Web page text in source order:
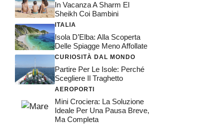
In Vacanza A Sharm El
Sheikh Coi Bambini
ITALIA
Isola D’Elba: Alla Scoperta
Delle Spiagge Meno Affollate
CURIOSITÀ DAL MONDO
Partire Per Le Isole: Perché
Scegliere Il Traghetto
AEROPORTI
Mini Crociera: La Soluzione
Ideale Per Una Pausa Breve,
Ma Completa